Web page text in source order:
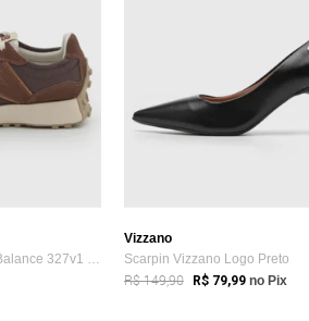
Tênis Feminino New Balance 327v1 Marrom
Vizzano
Scarpin Vizzano Logo Preto
R$ 149,90 R$ 79,99 no Pix